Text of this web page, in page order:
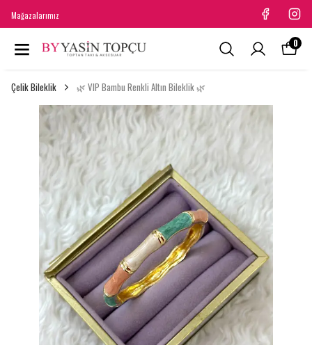
Mağazalarımız
0
Çelik Bileklik 🌿 VIP Bambu Renkli Altın Bileklik 🌿